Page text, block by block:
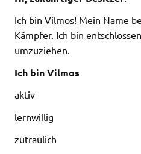
Ich bin Vilmos! Mein Name
Kämpfer. Ich bin
umzuziehen.
Ich bin Vilmos
aktiv
lernwillig
zutraulich